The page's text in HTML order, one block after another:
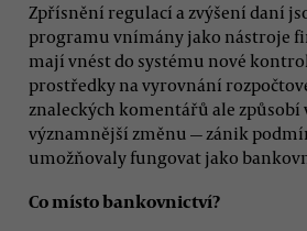
Zpřísnění regulací a zvýšení daní
programu vnímány jako nástroje
mají vnést do systému nové
prostředky na vyrovnání
znaleckých komentářů ale způsobí
významnější změnu — zánik
umožňovaly fungovat jako
Co místo bankovnictví?